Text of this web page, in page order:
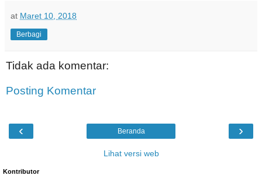
at Maret 10, 2018
Berbagi
Tidak ada komentar:
Posting Komentar
‹ ›
Beranda
Lihat versi web
Kontributor